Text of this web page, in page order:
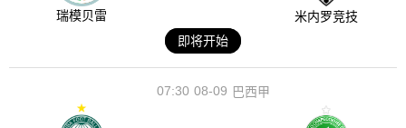
瑞模贝雷
米内罗竞技
即将开始
08-09
07:30 巴西甲